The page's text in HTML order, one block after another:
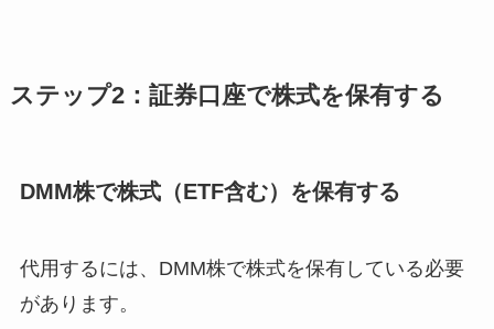
ステップ2： 証券口座で株式を保有する
DMM株で株式（ETF含む）を保有する
代用するには、DMM株で株式を保有している必要
があります。